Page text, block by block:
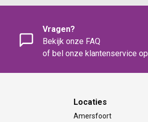
Vragen?
Bekijk onze FAQ
of bel onze klantenservice op
Locaties
Amersfoort